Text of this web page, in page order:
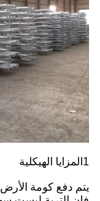
1المزايا الهيكلية
يتم دفع كومة